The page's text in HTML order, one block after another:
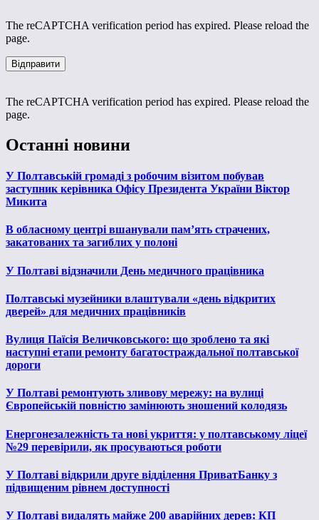
The reCAPTCHA verification period has expired. Please reload the
page.
The reCAPTCHA verification period has expired. Please reload the
page.
Останні новини
У Полтавській громаді з робочим візитом побував
заступник керівника Офісу Президента України Віктор
Микита
В обласному центрі вшанували пам’ять страчених,
закатованих та загиблих у полоні
У Полтаві відзначили День медичного працівника
Полтавські музейники влаштували «день відкритих
дверей» для медичних працівників
Вулиця Паїсія Величковського: що зроблено та які
наступні етапи ремонту багатостраждальної полтавської
дороги
У Полтаві ремонтують зливову мережу: на вулиці
Європейській повністю замінюють зношений колодязь
Енергонезалежність та нові укриття: у полтавському ліцеї
№29 перевірили, як просуваються роботи
У Полтаві відкрили друге відділення ПриватБанку з
підвищеним рівнем доступності
У Полтаві видалять майже 200 аварійних дерев: КП